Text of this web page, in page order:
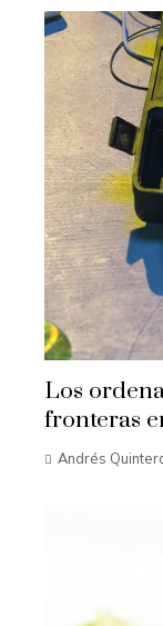
Los
fronteras
Andrés